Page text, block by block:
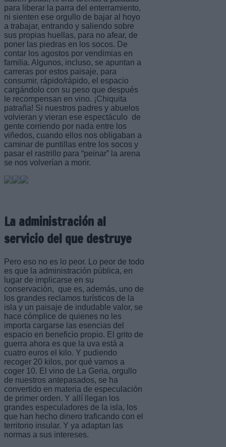
para liberar la parra del enterramiento,
ni sienten ese orgullo de bajar al hoyo
a trabajar, entrando y saliendo sobre
sus propias huellas, para no afear, de
poner las piedras en los socos. De
contar los agostos por vendimias en
familia. Algunos, incluso, se apuntan a
carreras por estos paisaje, para
consumir, rápido/rápido, el espacio
cargándolo con su peso que después
le recompensan en vino. ¡Chiquita
patraña! Si nuestros padres y abuelos
volvieran y vieran ese espectáculo de
gente corriendo por nada entre los
viñedos, cuando ellos nos obligaban a
caminar de puntillas entre los socos y
pasar el rastrillo para “peinar” la arena
se nos volverían a morir.
La administración al
servicio del que destruye
Pero eso no es lo peor. Lo peor de todo
es que la administración pública, en
lugar de implicarse en su
conservación, que es, además, uno de
los grandes reclamos turísticos de la
isla y un paisaje de indudable valor, se
hace cómplice de quienes no les
importa cargarse las esencias del
espacio en beneficio propio. El grito de
guerra ahora es que la uva está a
cuatro euros el kilo. Y pudiendo
recoger 20 kilos, por qué vamos a
coger 10. El vino de La Geria, orgullo
de nuestros antepasados, se ha
convertido en materia de especulación
de primer orden. Y allí llegan los
grandes especuladores de la isla, los
que han hecho dinero traficando con el
territorio insular. Y ya adaptan las
normas a sus intereses.